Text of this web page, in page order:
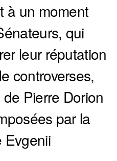
à un moment
qui
leur réputation
controverses,
Pierre Dorion
par la
Evgenii